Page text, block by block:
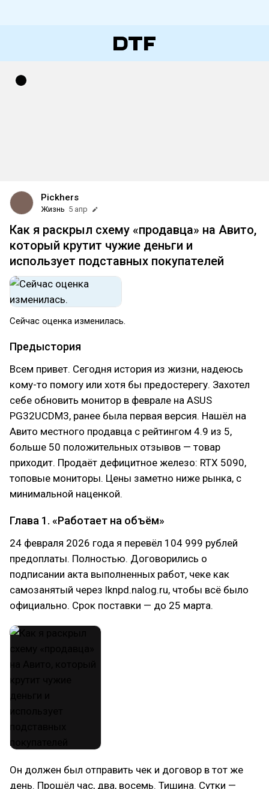
Pickhers
Жизнь 5 апр
Как я раскрыл схему «продавца» на Авито,
который крутит чужие деньги и
использует подставных покупателей
Сейчас оценка изменилась.
Предыстория
Всем привет. Сегодня история из жизни, надеюсь
кому-то помогу или хотя бы предостерегу. Захотел
себе обновить монитор в феврале на ASUS
PG32UCDM3, ранее была первая версия. Нашёл на
Авито местного продавца с рейтингом 4.9 из 5,
больше 50 положительных отзывов — товар
приходит. Продаёт дефицитное железо: RTX 5090,
топовые мониторы. Цены заметно ниже рынка, с
минимальной наценкой.
Глава 1. «Работает на объём»
24 февраля 2026 года я перевёл 104 999 рублей
предоплаты. Полностью. Договорились о
подписании акта выполненных работ, чеке как
самозанятый через lknpd.nalog.ru, чтобы всё было
официально. Срок поставки — до 25 марта.
Он должен был отправить чек и договор в тот же
день. Прошёл час, два, восемь. Тишина. Сутки —